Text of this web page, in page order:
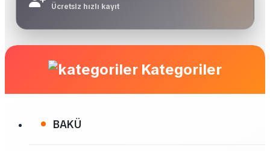
Ücretsiz hızlı kayıt
Kategoriler
BAKÜ